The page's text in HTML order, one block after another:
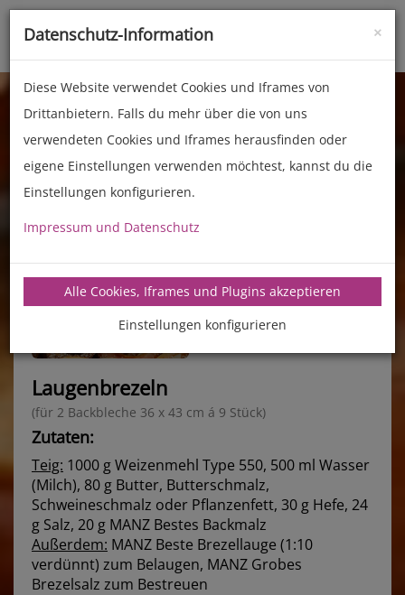
Toggle
Laugenbrezeln
(für 2 Backbleche 36 x 43 cm á 9 Stück)
Zutaten:
Teig: 1000 g Weizenmehl Type 550, 500 ml Wasser
(Milch), 80 g Butter, Butterschmalz,
Schweineschmalz oder Pflanzenfett, 30 g Hefe, 24
g Salz, 20 g MANZ Bestes Backmalz
Außerdem: MANZ Beste Brezellauge (1:10
verdünnt) zum Belaugen, MANZ Grobes
Brezelsalz zum Bestreuen
×
Datenschutz-Information
Diese Website verwendet Cookies und Iframes von
Drittanbietern. Falls du mehr über die von uns
verwendeten Cookies und Iframes herausfinden oder
eigene Einstellungen verwenden möchtest, kannst du die
Einstellungen konfigurieren.
Impressum und Datenschutz
Alle Cookies, Iframes und Plugins akzeptieren
Einstellungen konfigurieren